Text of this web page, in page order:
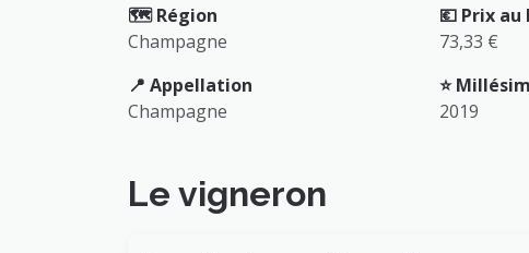
🗺️ Région
Champagne
📍 Appellation
Champagne
💶 Prix
73,33 €
⭐️
2019
Le vigneron